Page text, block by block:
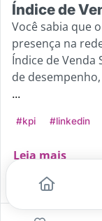
Índice de
Você sabia que
presença na
Índice de Venda
de
...
#kpi #linkedin
Leia mais